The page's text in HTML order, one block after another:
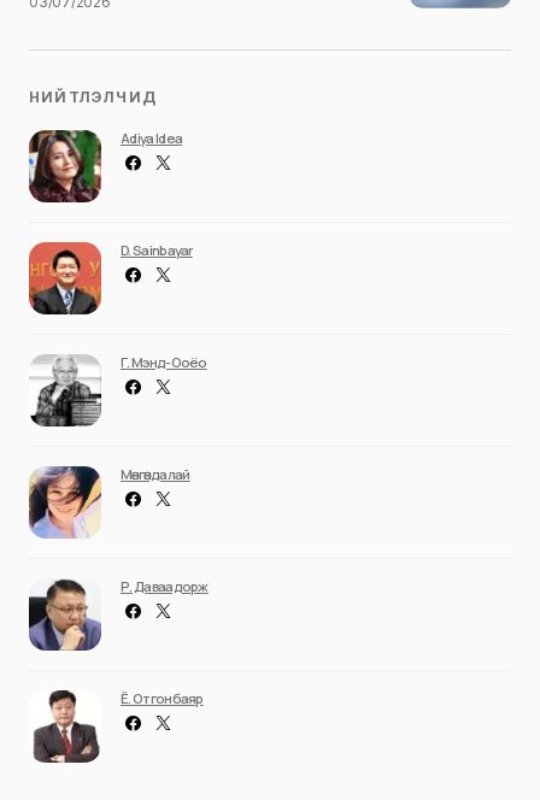
НИЙТЛЭЛЧИД
Adiya Idea
D. Sainbayar
Г. Мэнд-Ооёо
Мөнгөндалай
Р. Даваадорж
Ё. Отгонбаяр